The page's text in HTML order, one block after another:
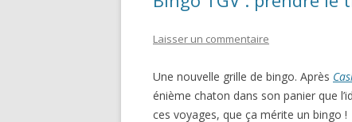
Laisser un commentaire
Une nouvelle grille de bingo. Après
énième chaton dans son panier que
ces voyages, que ça mérite un bingo !